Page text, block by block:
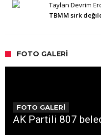
Taylan Devrim
TBMM sirk
FOTO GALERI
FOTO GALERİ
AK Partili 807